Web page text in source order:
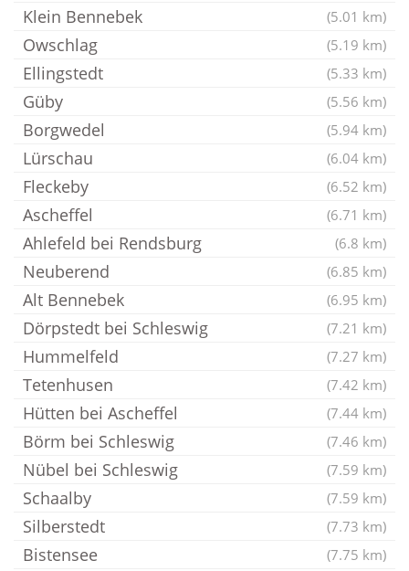
Klein Bennebek (5.01 km)
Owschlag (5.19 km)
Ellingstedt (5.33 km)
Güby (5.56 km)
Borgwedel (5.94 km)
Lürschau (6.04 km)
Fleckeby (6.52 km)
Ascheffel (6.71 km)
Ahlefeld bei Rendsburg (6.8 km)
Neuberend (6.85 km)
Alt Bennebek (6.95 km)
Dörpstedt bei Schleswig (7.21 km)
Hummelfeld (7.27 km)
Tetenhusen (7.42 km)
Hütten bei Ascheffel (7.44 km)
Börm bei Schleswig (7.46 km)
Nübel bei Schleswig (7.59 km)
Schaalby (7.59 km)
Silberstedt (7.73 km)
Bistensee (7.75 km)